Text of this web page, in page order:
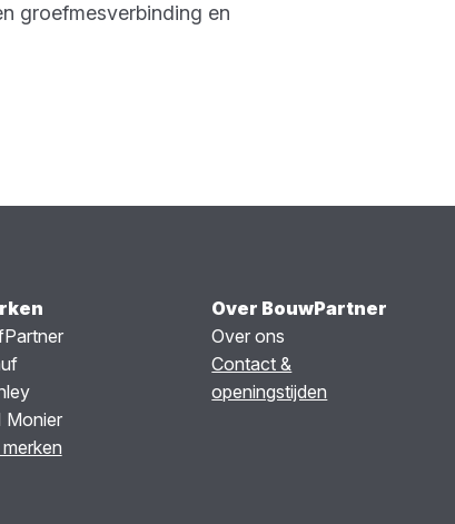
groefmesverbinding en
Monier
Over BouwPartner
Over ons
Contact &
openingstijden